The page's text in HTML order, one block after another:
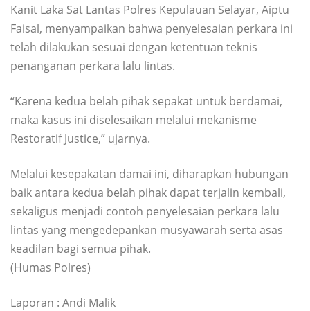
Kanit Laka Sat Lantas Polres Kepulauan Selayar, Aiptu
Faisal, menyampaikan bahwa penyelesaian perkara ini
telah dilakukan sesuai dengan ketentuan teknis
penanganan perkara lalu lintas.
“Karena kedua belah pihak sepakat untuk berdamai,
maka kasus ini diselesaikan melalui mekanisme
Restoratif Justice,” ujarnya.
Melalui kesepakatan damai ini, diharapkan hubungan
baik antara kedua belah pihak dapat terjalin kembali,
sekaligus menjadi contoh penyelesaian perkara lalu
lintas yang mengedepankan musyawarah serta asas
keadilan bagi semua pihak.
(Humas Polres)
Laporan : Andi Malik